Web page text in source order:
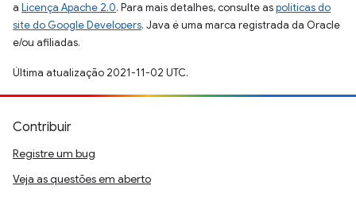
a Licença Apache 2.0. Para mais detalhes, consulte aspolíticas do
site do Google Developers. Java é uma marca registrada da Oracle
e/ou afiliadas.
Última atualização 2021-11-02 UTC.
Contribuir
Registre um bug
Veja as questões em aberto